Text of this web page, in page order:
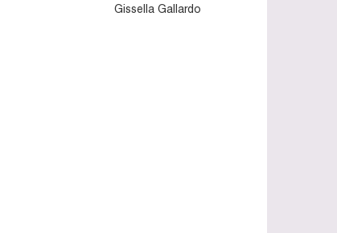
Gissella Gallardo